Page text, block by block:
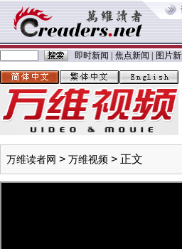
即时新闻 焦点新闻 图片
万维读者网 > 万维视频 > 正文